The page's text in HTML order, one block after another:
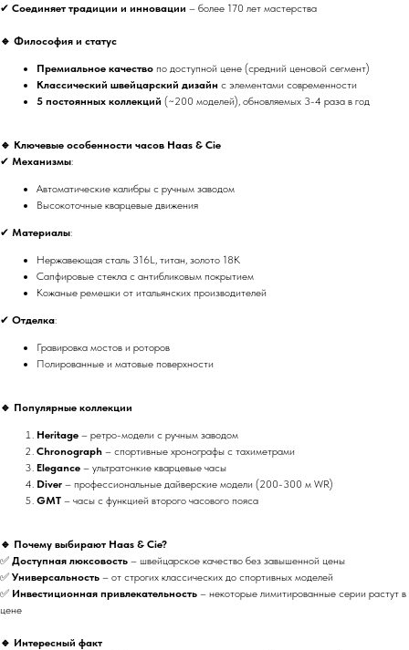
✔ Соединяет традиции и инновации – более 170 лет мастерства
🔹 Философия и статус
Премиальное качество по доступной цене (средний ценовой сегмент)
Классический швейцарский дизайн с элементами современности
5 постоянных коллекций (~200 моделей), обновляемых 3-4 раза в год
🔹 Ключевые особенности часов Haas & Cie
✔ Механизмы:
Автоматические калибры с ручным заводом
Высокоточные кварцевые движения
✔ Материалы:
Нержавеющая сталь 316L, титан, золото 18К
Сапфировые стекла с антибликовым покрытием
Кожаные ремешки от итальянских производителей
✔ Отделка:
Гравировка мостов и роторов
Полированные и матовые поверхности
🔹 Популярные коллекции
Heritage – ретро-модели с ручным заводом
Chronograph – спортивные хронографы с тахиметрами
Elegance – ультратонкие кварцевые часы
Diver – профессиональные дайверские модели (200-300 м WR)
GMT – часы с функцией второго часового пояса
🔹 Почему выбирают Haas & Cie?
✅ Доступная люксовость – швейцарское качество без завышенной цены
✅ Универсальность – от строгих классических до спортивных моделей
✅ Инвестиционная привлекательность – некоторые лимитированные серии растут в
цене
🔹 Интересный факт